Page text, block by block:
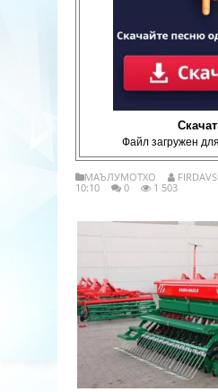
Файл загружен
МАЪЛУМОТХО
10:10
0 1 503